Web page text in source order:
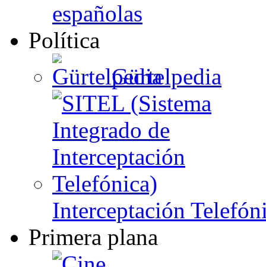
españolas
Política
Gürtelpedia
Interceptación
Primera plana